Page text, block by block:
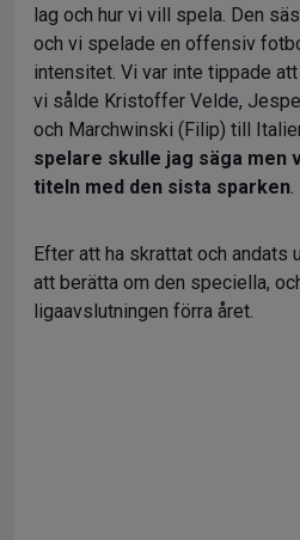
lag och hur vi vill spela. Den
och vi spelade en offensiv
intensitet. Vi var inte tippade
vi sålde Kristoffer Velde,
och Marchwinski (Filip) till
spelare skulle jag säga men
titeln med den sista sparken.
Efter att ha skrattat och
att berätta om den speciella,
ligaavslutningen förra året.